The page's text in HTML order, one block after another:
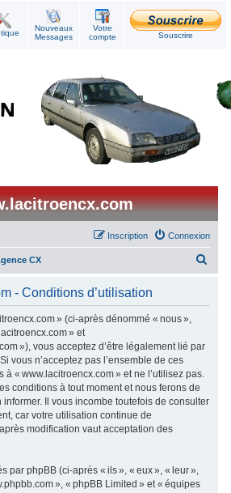
Nouveaux
Messages
Votre
compte
Souscrire
Connexion
Inscription
CX
- Conditions d’utilisation
» (ci-après dénommé « nous »,
» et
»), vous acceptez d’être légalement lié par
vous n’acceptez pas l’ensemble de ces
à « www.lacitroencx.com » et ne l’utilisez pas.
conditions à tout moment et nous ferons de
Il vous incombe toutefois de consulter
car votre utilisation continue de
modification vaut acceptation des
par phpBB (ci-après « ils », « eux », « leur »,
», « phpBB Limited » et « équipes